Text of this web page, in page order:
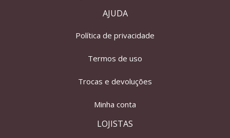
AJUDA
Política de privacidade
Termos de uso
Trocas e devoluções
Minha conta
LOJISTAS